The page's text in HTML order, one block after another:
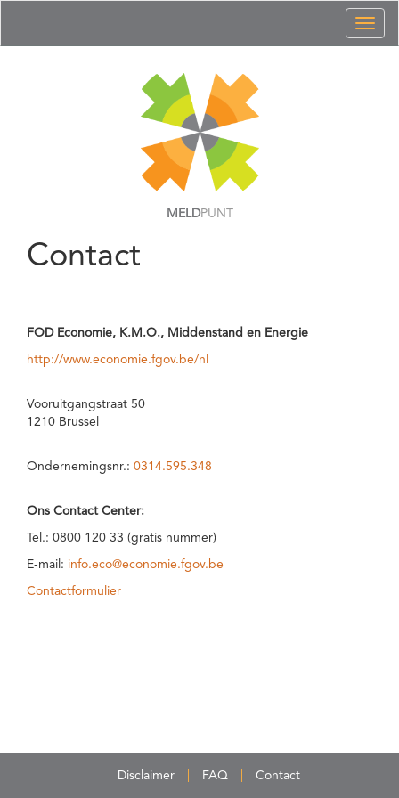
MELDPUNT
Contact
FOD Economie, K.M.O., Middenstand en Energie
http://www.economie.fgov.be/nl
Vooruitgangstraat 50
1210 Brussel
Ondernemingsnr.: 0314.595.348
Ons Contact Center:
Tel.: 0800 120 33 (gratis nummer)
E-mail: info.eco@economie.fgov.be
Contactformulier
Disclaimer FAQ Contact